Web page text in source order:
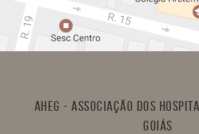
AHEG - Associação dos
Goiás